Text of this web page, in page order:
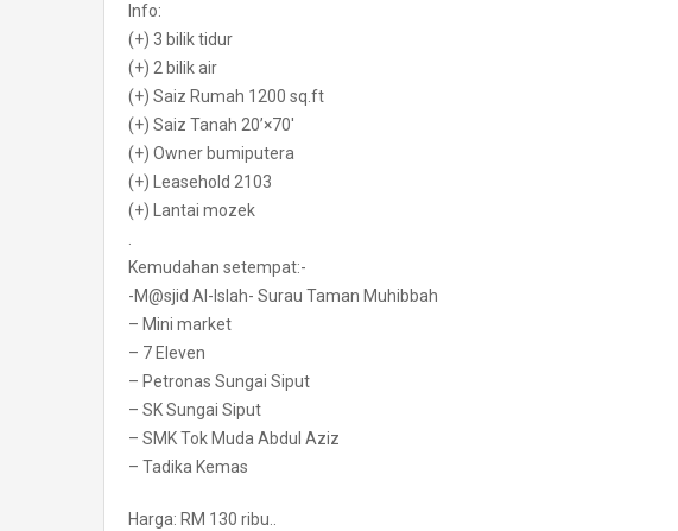
Info:
(+) 3 bilik tidur
(+) 2 bilik air
(+) Saiz Rumah 1200 sq.ft
(+) Saiz Tanah 20’×70′
(+) Owner bumiputera
(+) Leasehold 2103
(+) Lantai mozek
.
Kemudahan setempat:-
-M@sjid Al-Islah- Surau Taman Muhibbah
– Mini market
– 7 Eleven
– Petronas Sungai Siput
– SK Sungai Siput
– SMK Tok Muda Abdul Aziz
– Tadika Kemas
Harga: RM 130 ribu..